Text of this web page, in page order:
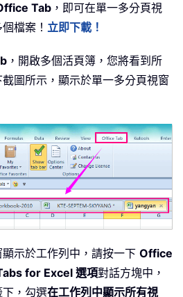
Tab ，即可在單一多分頁視
檔案！ 立即下載！
，開啟多個活頁簿，您將看到所
圖所示，顯示於單一多分頁視窗
示於工作列中，請按一下 Office
for Excel 選項對話方塊中，
，勾選在工作列中顯示所有視